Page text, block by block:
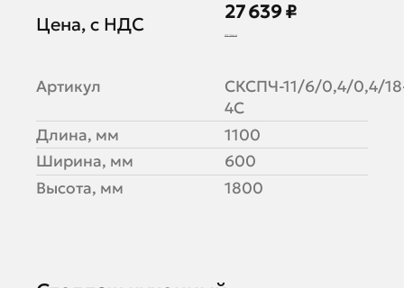
Цена, с НДС
27 639 ₽
33 706 ₽
Артикул
СКСПЧ-11/6/0,4/0,4/
4С
Длина, мм
1100
Ширина, мм
600
Высота, мм
1800